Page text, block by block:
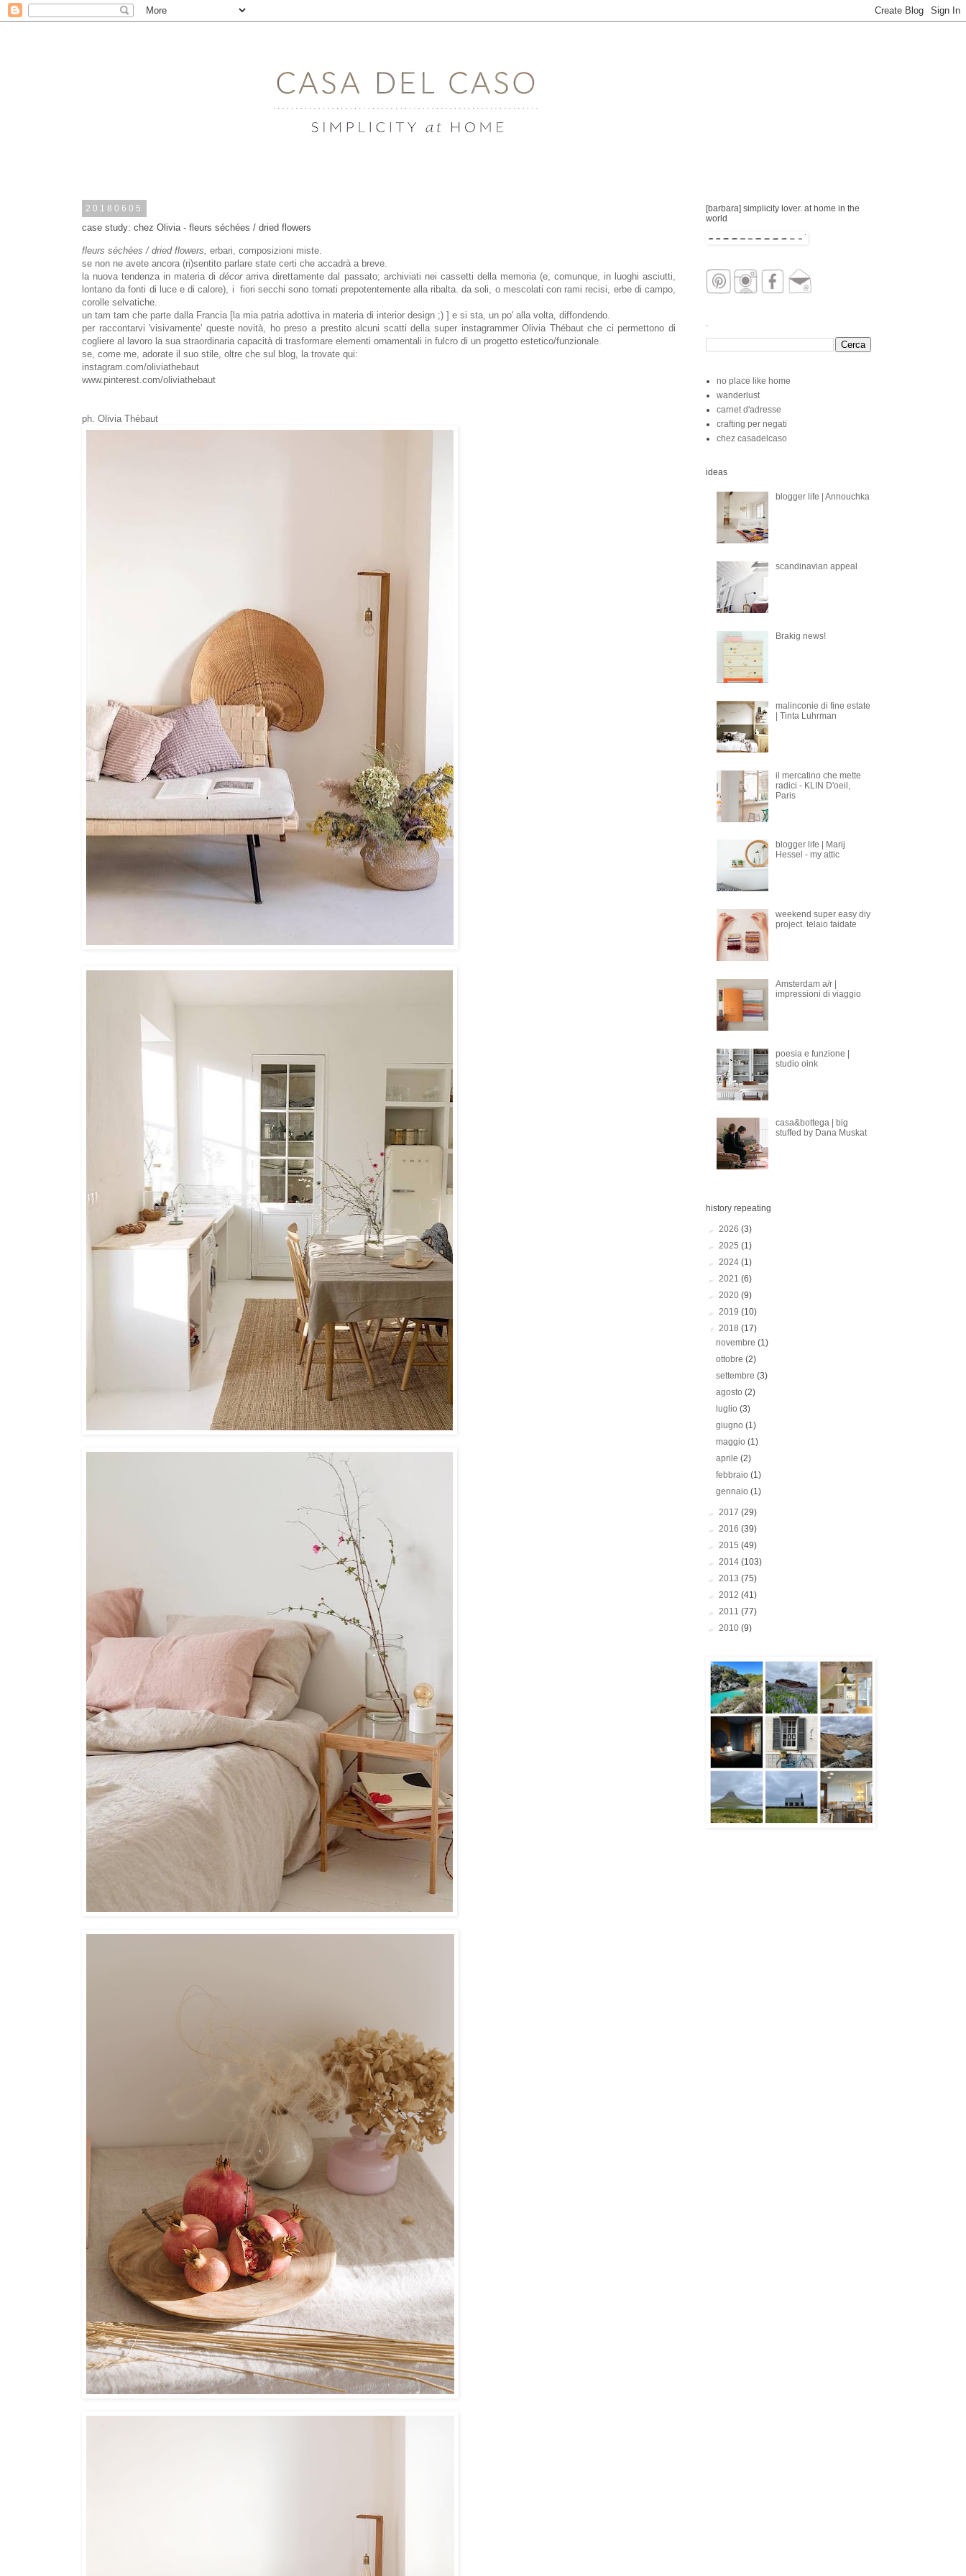
20180605
case study: chez Olivia - fleurs séchées / dried flowers
fleurs séchées / dried flowers, erbari, composizioni miste.
se non ne avete ancora (ri)sentito parlare state certi che accadrà a breve.
la nuova tendenza in materia didécorarriva direttamente dal passato; archiviati nei cassetti della memoria (e, comunque, in luoghi asciutti,
lontano da fonti di luce e di calore), i fiori secchi sono tornati prepotentemente alla ribalta. da soli, o mescolati con rami recisi, erbe di campo,
corolle selvatiche.
un tam tam che parte dalla Francia [la mia patria adottiva in materia di interior design ;) ] e si sta, un po' alla volta, diffondendo.
per raccontarvi 'visivamente' queste novità, ho preso a prestito alcuni scatti della super instagrammerOlivia Thébautche ci permettono di
cogliere al lavoro la sua straordinaria capacità di trasformare elementi ornamentali in fulcro di un progetto estetico/funzionale.
se, come me, adorate il suo stile, oltre che sul blog, la trovate qui:
instagram.com/oliviathebaut
www.pinterest.com/oliviathebaut
ph. Olivia Thébaut
[barbara] simplicity lover. at home in the
world
.
no place like home
wanderlust
carnet d'adresse
crafting per negati
chez casadelcaso
ideas
blogger life | Annouchka
scandinavian appeal
Brakig news!
malinconie di fine estate
| Tinta Luhrman
il mercatino che mette
radici - KLIN D'oeil,
Paris
blogger life | Marij
Hessel - my attic
weekend super easy diy
project. telaio faidate
Amsterdam a/r |
impressioni di viaggio
poesia e funzione |
studio oink
casa&bottega | big
stuffed by Dana Muskat
history repeating
► 2026 (3)
► 2025 (1)
► 2024 (1)
► 2021 (6)
► 2020 (9)
► 2019 (10)
▼ 2018 (17)
novembre(1)
ottobre(2)
settembre(3)
agosto(2)
luglio(3)
giugno(1)
maggio(1)
aprile(2)
febbraio(1)
gennaio(1)
► 2017 (29)
► 2016 (39)
► 2015 (49)
► 2014 (103)
► 2013 (75)
► 2012 (41)
► 2011 (77)
► 2010 (9)